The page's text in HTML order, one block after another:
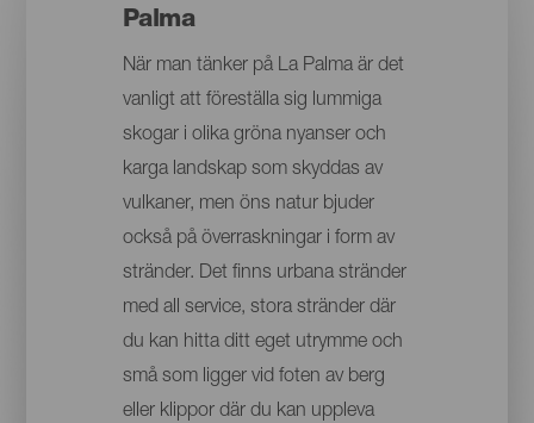
Palma
När man tänker på La Palma är det
vanligt att föreställa sig lummiga
skogar i olika gröna nyanser och
karga landskap som skyddas av
vulkaner, men öns natur bjuder
också på överraskningar i form av
stränder. Det finns urbana stränder
med all service, stora stränder där
du kan hitta ditt eget utrymme och
små som ligger vid foten av berg
eller klippor där du kan uppleva